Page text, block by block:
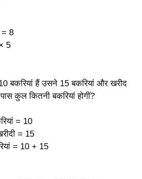
8
5
बकरियां हैं उसने 15 बकरियां और खरीद
कुल कितनी बकरियां होगीं?
= 10
= 15
= 10 + 15